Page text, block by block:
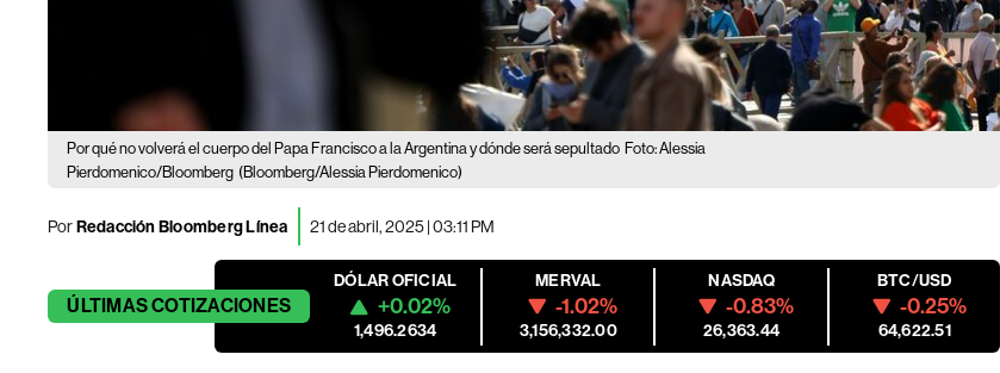
Por qué no volverá el cuerpo del Papa Francisco a la Argentina y dónde será sepultado Foto: Alessia
Pierdomenico/Bloomberg (Bloomberg/Alessia Pierdomenico)
PorRedacción Bloomberg Línea 21 de abril, 2025 | 03:11 PM
ÚLTIMASCOTIZACIONES
DÓLAR OFICIAL
+0.02%
1,496.2634
MERVAL
-1.02%
3,156,332.00
NASDAQ
-0.83%
26,363.44
BTC/USD
-0.25%
64,622.51